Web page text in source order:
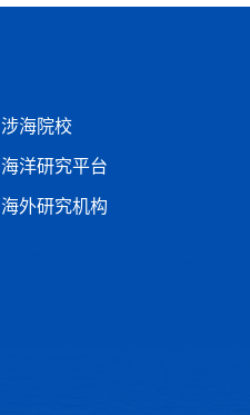
涉海院校
海洋研究平台
海外研究机构